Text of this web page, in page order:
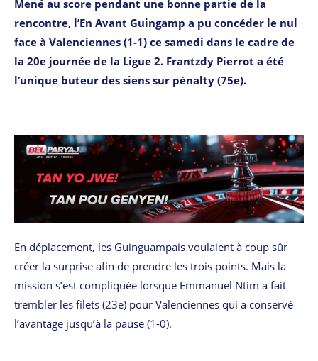
Mené au score pendant une bonne partie de la
rencontre, l’En Avant Guingamp a pu concéder le nul
face à Valenciennes (1-1) ce samedi dans le cadre de
la 20e journée de la Ligue 2. Frantzdy Pierrot a été
l’unique buteur des siens sur pénalty (75e).
En déplacement, les Guinguampais voulaient à coup sûr
créer la surprise afin de prendre les trois points. Mais la
mission s’est compliquée lorsque Emmanuel Ntim a fait
trembler les filets (23e) pour Valenciennes qui a conservé
l’avantage jusqu’à la pause (1-0).